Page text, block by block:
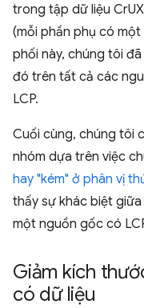
trong tập dữ liệu
(mỗi phần phụ có
phối này, chúng tôi
đó trên tất cả các
LCP.
Cuối cùng, chúng tôi
nhóm dựa trên việc
hay "kém" ở phân vị
thấy sự khác biệt
một nguồn gốc có
Giảm kích
có dữ liệu